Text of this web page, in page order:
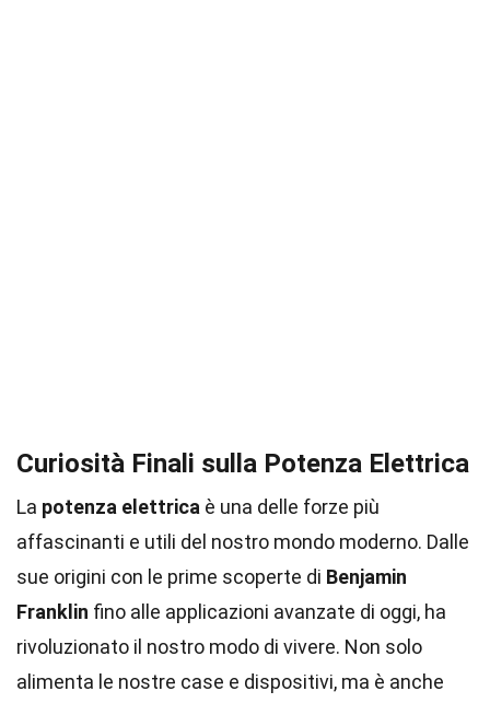
Curiosità Finali sulla Potenza Elettrica
La potenza elettrica è una delle forze più
affascinanti e utili del nostro mondo moderno. Dalle
sue origini con le prime scoperte di Benjamin
Franklin fino alle applicazioni avanzate di oggi, ha
rivoluzionato il nostro modo di vivere. Non solo
alimenta le nostre case e dispositivi, ma è anche